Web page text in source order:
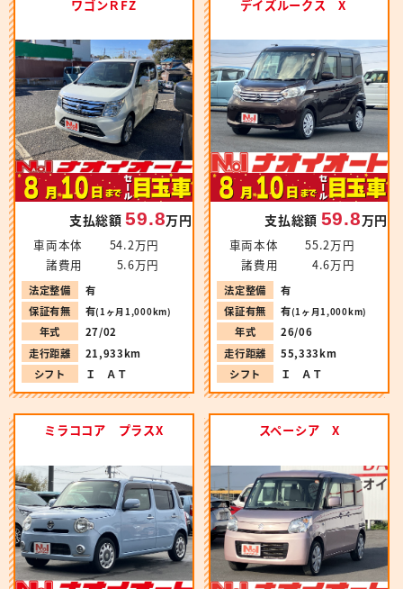
ワゴンＲFZ
支払総額59.8万円
車両本体
54.2万円
諸費用
5.6万円
法定整備
有
保証有無
有(1ヶ月1,000km)
年式
27/02
走行距離
21,933km
シフト
Ｉ ＡＴ
デイズルークス X
支払総額 59.8万円
車両本体
55.2万円
諸費用
4.6万円
法定整備
有
保証有無
有(1ヶ月1,000km)
年式
26/06
走行距離
55,333km
シフト
Ｉ ＡＴ
ミラココア プラスX スペーシア X